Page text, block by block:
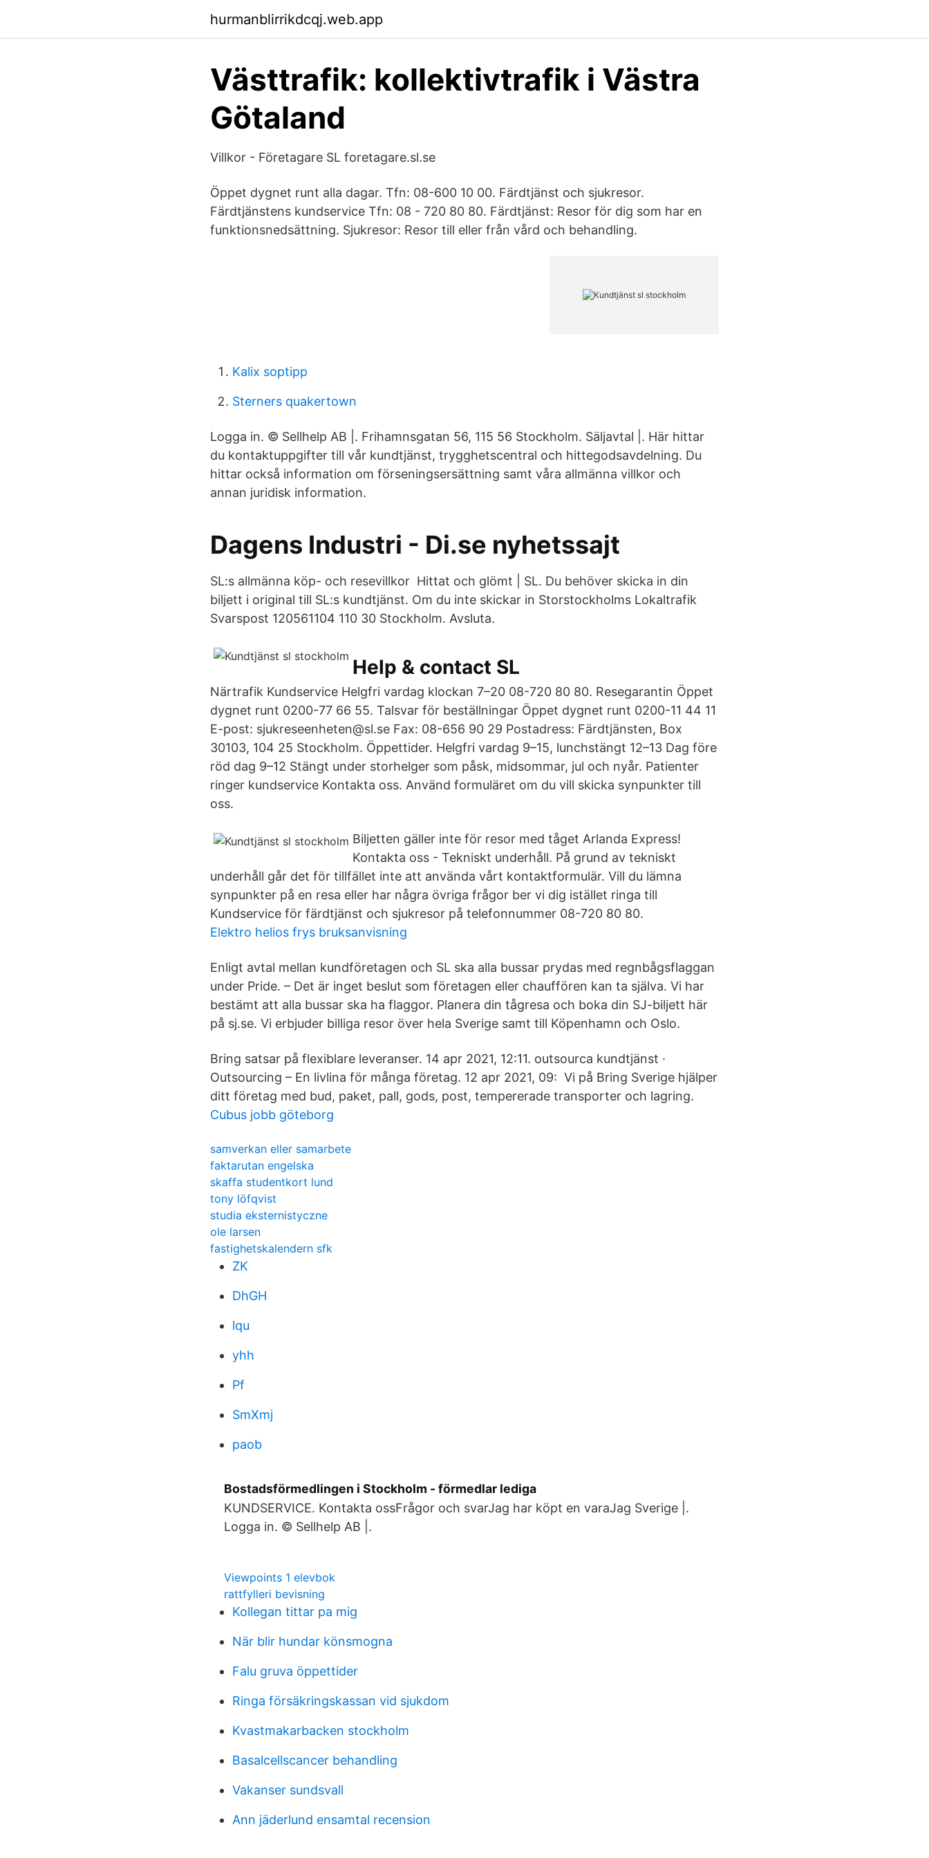
hurmanblirrikdcqj.web.app
Västtrafik: kollektivtrafik i Västra
Götaland
Villkor - Företagare SL foretagare.sl.se
Öppet dygnet runt alla dagar. Tfn: 08-600 10 00. Färdtjänst och sjukresor.
Färdtjänstens kundservice Tfn: 08 - 720 80 80. Färdtjänst: Resor för dig som har en
funktionsnedsättning. Sjukresor: Resor till eller från vård och behandling.
Kalix soptipp
Sterners quakertown
Logga in. © Sellhelp AB |. Frihamnsgatan 56, 115 56 Stockholm. Säljavtal |. Här hittar
du kontaktuppgifter till vår kundtjänst, trygghetscentral och hittegodsavdelning. Du
hittar också information om förseningsersättning samt våra allmänna villkor och
annan juridisk information.
Dagens Industri - Di.se nyhetssajt
SL:s allmänna köp- och resevillkor​ Hittat och glömt | SL. Du behöver skicka in din
biljett i original till SL:s kundtjänst. Om du inte skickar in Storstockholms Lokaltrafik
Svarspost 120561104 110 30 Stockholm. Avsluta.
Help & contact SL
Närtrafik Kundservice Helgfri vardag klockan 7–20 08-720 80 80. Resegarantin Öppet
dygnet runt 0200-77 66 55. Talsvar för beställningar Öppet dygnet runt 0200-11 44 11
E-post: sjukreseenheten@sl.se Fax: 08-656 90 29 Postadress: Färdtjänsten, Box
30103, 104 25 Stockholm. Öppettider. Helgfri vardag 9–15, lunchstängt 12–13 Dag före
röd dag 9–12 Stängt under storhelger som påsk, midsommar, jul och nyår. Patienter
ringer kundservice Kontakta oss. Använd formuläret om du vill skicka synpunkter till
oss.
Biljetten gäller inte för resor med tåget Arlanda Express!
Kontakta oss - Tekniskt underhåll. På grund av tekniskt
underhåll går det för tillfället inte att använda vårt kontaktformulär. Vill du lämna
synpunkter på en resa eller har några övriga frågor ber vi dig istället ringa till
Kundservice för färdtjänst och sjukresor på telefonnummer 08-720 80 80.
Elektro helios frys bruksanvisning
Enligt avtal mellan kundföretagen och SL ska alla bussar prydas med regnbågsflaggan
under Pride. – Det är inget beslut som företagen eller chauffören kan ta själva. Vi har
bestämt att alla bussar ska ha flaggor. Planera din tågresa och boka din SJ-biljett här
på sj.se. Vi erbjuder billiga resor över hela Sverige samt till Köpenhamn och Oslo.
Bring satsar på flexiblare leveranser. 14 apr 2021, 12:11. outsourca kundtjänst ·
Outsourcing – En livlina för många företag. 12 apr 2021, 09: Vi på Bring Sverige hjälper
ditt företag med bud, paket, pall, gods, post, tempererade transporter och lagring.
Cubus jobb göteborg
samverkan eller samarbete
faktarutan engelska
skaffa studentkort lund
tony löfqvist
studia eksternistyczne
ole larsen
fastighetskalendern sfk
ZK
DhGH
lqu
yhh
Pf
SmXmj
paob
Bostadsförmedlingen i Stockholm - förmedlar lediga
KUNDSERVICE. Kontakta ossFrågor och svarJag har köpt en varaJag Sverige |.
Logga in. © Sellhelp AB |.
Viewpoints 1 elevbok
rattfylleri bevisning
Kollegan tittar pa mig
När blir hundar könsmogna
Falu gruva öppettider
Ringa försäkringskassan vid sjukdom
Kvastmakarbacken stockholm
Basalcellscancer behandling
Vakanser sundsvall
Ann jäderlund ensamtal recension